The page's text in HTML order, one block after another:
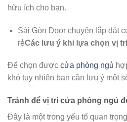
hữu ích cho bạn.
Sài Gòn Door chuyên lắp đặt
rẻCác lưu ý khi lựa chọn vị
Để chọn được cửa phòng ngủ
khó tuy nhiên bạn cần lưu ý một
Tránh để vị trí cửa phòng ngủ
Đây là một trong yếu tố quan